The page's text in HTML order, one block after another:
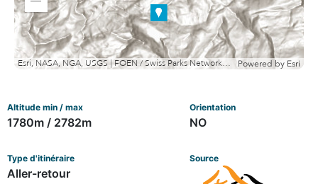
Zoom
out
Esri, NASA, NGA, USGS | FOEN / Swiss Parks Network, swisstopo, Esri, TomTom, Garmin, METI/NASA, USGS Powered by Esri
Altitude min / max
1780m / 2782m
Orientation
NO
Type d'itinéraire
Aller-retour
Source